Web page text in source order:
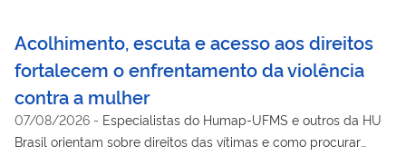
Acolhimento, escuta e acesso aos direitos
fortalecem o enfrentamento da violência
contra a mulher
07/08/2026 - Especialistas do Humap-UFMS e outros da HU
Brasil orientam sobre direitos das vítimas e como procurar